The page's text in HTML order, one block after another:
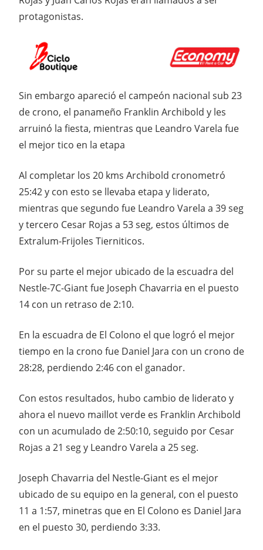
protagonistas.
Sin embargo apareció el campeón nacional sub 23
de crono, el panameño Franklin Archibold y les
arruinó la fiesta, mientras que Leandro Varela fue
el mejor tico en la etapa
Al completar los 20 kms Archibold cronometró
25:42 y con esto se llevaba etapa y liderato,
mientras que segundo fue Leandro Varela a 39 seg
y tercero Cesar Rojas a 53 seg, estos últimos de
Extralum-Frijoles Tierniticos.
Por su parte el mejor ubicado de la escuadra del
Nestle-7C-Giant fue Joseph Chavarria en el puesto
14 con un retraso de 2:10.
En la escuadra de El Colono el que logró el mejor
tiempo en la crono fue Daniel Jara con un crono de
28:28, perdiendo 2:46 con el ganador.
Con estos resultados, hubo cambio de liderato y
ahora el nuevo maillot verde es Franklin Archibold
con un acumulado de 2:50:10, seguido por Cesar
Rojas a 21 seg y Leandro Varela a 25 seg.
Joseph Chavarria del Nestle-Giant es el mejor
ubicado de su equipo en la general, con el puesto
11 a 1:57, minetras que en El Colono es Daniel Jara
en el puesto 30, perdiendo 3:33.